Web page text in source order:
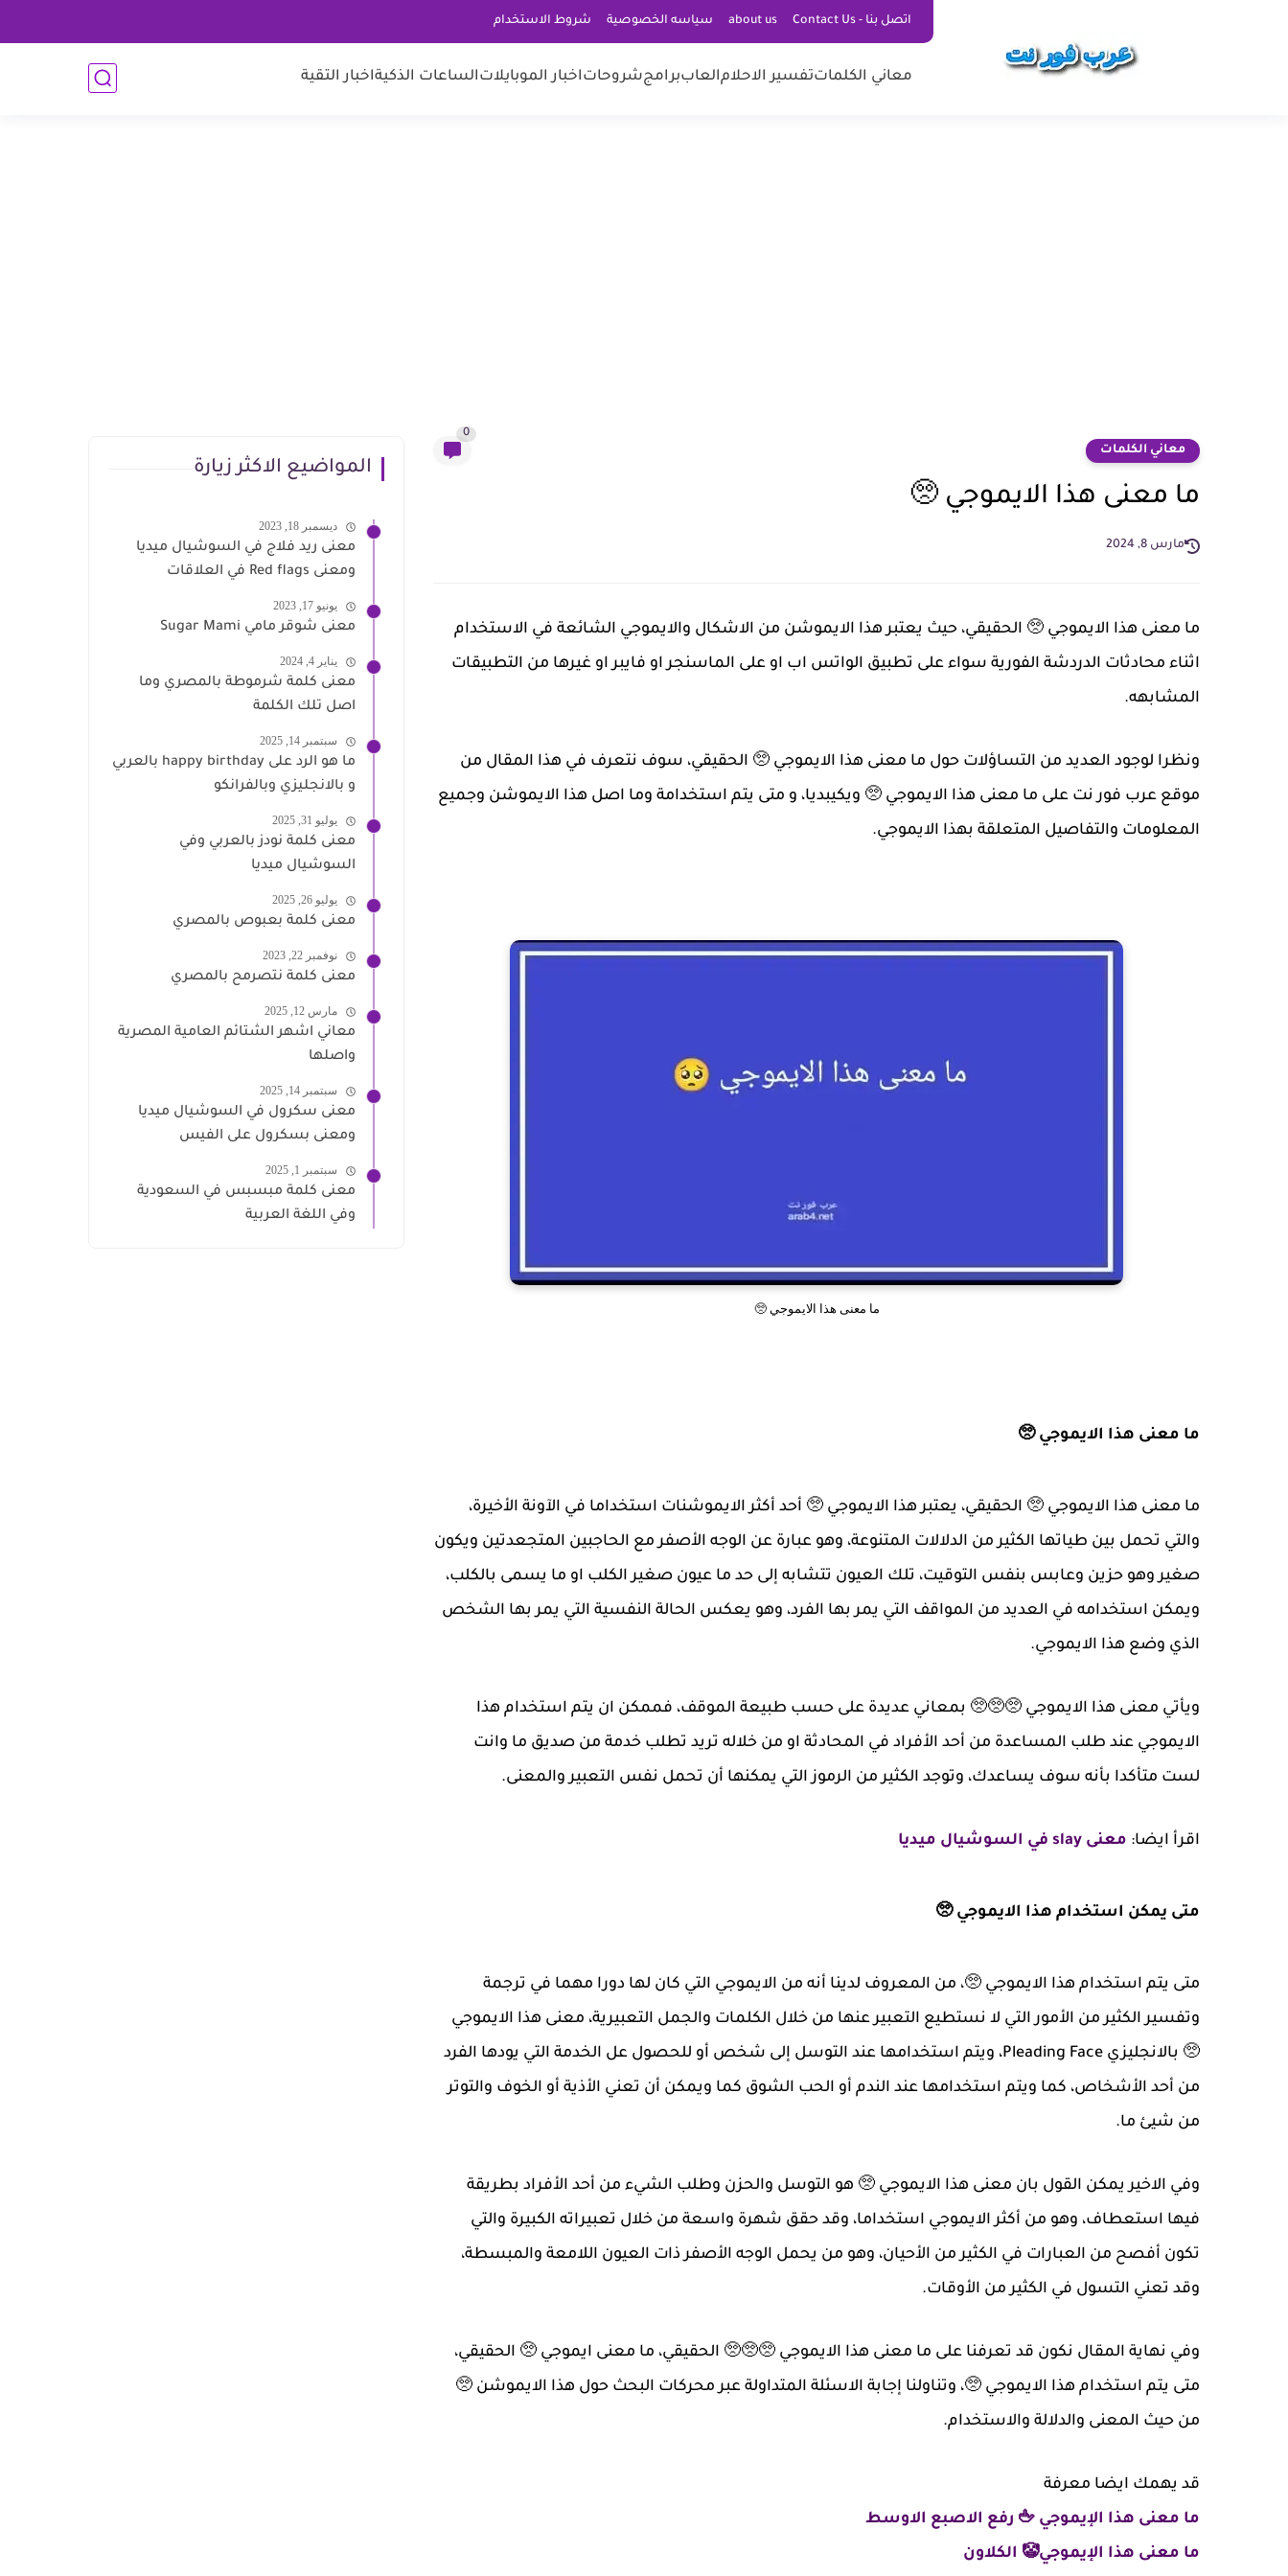
اتصل بنا - Contact Us about us سياسه الخصوصية شروط الاستخدام
معاني الكلماتتفسير الاحلامالعاببرامجشروحاتاخبار الموبايلاتالساعات الذكيةاخبار التقية
معاني الكلمات
0
ما معنى هذا الايموجي 🥺
مارس 8, 2024
ما معنى هذا الايموجي 🥺 الحقيقي، حيث يعتبر هذا الايموشن من الاشكال والايموجي الشائعة في الاستخدام
اثناء محادثات الدردشة الفورية سواء على تطبيق الواتس اب او على الماسنجر او فايبر او غيرها من التطبيقات
المشابهه.
ونظرا لوجود العديد من التساؤلات حول ما معنى هذا الايموجي 🥺 الحقيقي، سوف نتعرف في هذا المقال من
موقع عرب فور نت على ما معنى هذا الايموجي 🥺 ويكيبديا، و متى يتم استخدامة وما اصل هذا الايموشن وجميع
المعلومات والتفاصيل المتعلقة بهذا الايموجي.
ما معنى هذا الايموجي 🥺
ما معنى هذا الايموجي 🥺
ما معنى هذا الايموجي 🥺 الحقيقي، يعتبر هذا الايموجي 🥺 أحد أكثر الايموشنات استخداما في الآونة الأخيرة،
والتي تحمل بين طياتها الكثير من الدلالات المتنوعة، وهو عبارة عن الوجه الأصفر مع الحاجبين المتجعدتين ويكون
صغير وهو حزين وعابس بنفس التوقيت، تلك العيون تتشابه إلى حد ما عيون صغير الكلب او ما يسمى بالكلب،
ويمكن استخدامه في العديد من المواقف التي يمر بها الفرد، وهو يعكس الحالة النفسية التي يمر بها الشخص
الذي وضع هذا الايموجي.
ويأتي معنى هذا الايموجي 🥺🥺🥺 بمعاني عديدة على حسب طبيعة الموقف، فممكن ان يتم استخدام هذا
الايموجي عند طلب المساعدة من أحد الأفراد في المحادثة او من خلاله تريد تطلب خدمة من صديق ما وانت
لست متأكدا بأنه سوف يساعدك، وتوجد الكثير من الرموز التي يمكنها أن تحمل نفس التعبير والمعنى.
اقرأ ايضا: معنى slay في السوشيال ميديا
متى يمكن استخدام هذا الايموجي 🥺
متى يتم استخدام هذا الايموجي 🥺، من المعروف لدينا أنه من الايموجي التي كان لها دورا مهما في ترجمة
وتفسير الكثير من الأمور التي لا نستطيع التعبير عنها من خلال الكلمات والجمل التعبيرية، معنى هذا الايموجي
🥺 بالانجليزي Pleading Face، ويتم استخدامها عند التوسل إلى شخص أو للحصول عل الخدمة التي يودها الفرد
من أحد الأشخاص، كما ويتم استخدامها عند الندم أو الحب الشوق كما ويمكن أن تعني الأذية أو الخوف والتوتر
من شيئ ما.
وفي الاخير يمكن القول بان معنى هذا الايموجي 🥺 هو التوسل والحزن وطلب الشيء من أحد الأفراد بطريقة
فيها استعطاف، وهو من أكثر الايموجي استخداما، وقد حقق شهرة واسعة من خلال تعبيراته الكبيرة والتي
تكون أفصح من العبارات في الكثير من الأحيان، وهو من يحمل الوجه الأصفر ذات العيون اللامعة والمبسطة،
وقد تعني التسول في الكثير من الأوقات.
وفي نهاية المقال نكون قد تعرفنا على ما معنى هذا الايموجي 🥺🥺🥺 الحقيقي، ما معنى ايموجي 🥺 الحقيقي،
متى يتم استخدام هذا الايموجي 🥺، وتناولنا إجابة الاسئلة المتداولة عبر محركات البحث حول هذا الايموشن 🥺
من حيث المعنى والدلالة والاستخدام.
قد يهمك ايضا معرفة
ما معنى هذا الإيموجي 🖕 رفع الاصبع الاوسط
ما معنى هذا الإيموجي🤡 الكلاون
المواضيع الاكثر زيارة
ديسمبر 18, 2023
معنى ريد فلاج في السوشيال ميديا
ومعنى Red flags في العلاقات
يونيو 17, 2023
معنى شوقر مامي Sugar Mami
يناير 4, 2024
معنى كلمة شرموطة بالمصري وما
اصل تلك الكلمة
سبتمبر 14, 2025
ما هو الرد على happy birthday بالعربي
و بالانجليزي وبالفرانكو
يوليو 31, 2025
معنى كلمة نودز بالعربي وفي
السوشيال ميديا
يوليو 26, 2025
معنى كلمة بعبوص بالمصري
نوفمبر 22, 2023
معنى كلمة نتصرمح بالمصري
مارس 12, 2025
معاني اشهر الشتائم العامية المصرية
واصلها
سبتمبر 14, 2025
معنى سكرول في السوشيال ميديا
ومعنى بسكرول على الفيس
سبتمبر 1, 2025
معنى كلمة مبسبس في السعودية
وفي اللغة العربية